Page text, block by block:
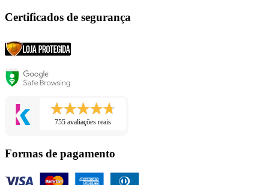
Certificados de segurança
755 avaliações reais
Formas de pagamento